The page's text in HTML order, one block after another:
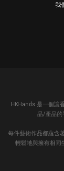
我
HKHands 是一個讓
品/產品的
每件藝術作品都蘊含
輕鬆地與擁有相同